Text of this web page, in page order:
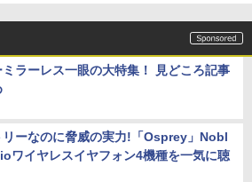
ミラーレス一眼の大特集！ 見どころ記事
リーなのに脅威の実力!「Osprey」Nobl
ワイヤレスイヤフォン4機種を一気に聴